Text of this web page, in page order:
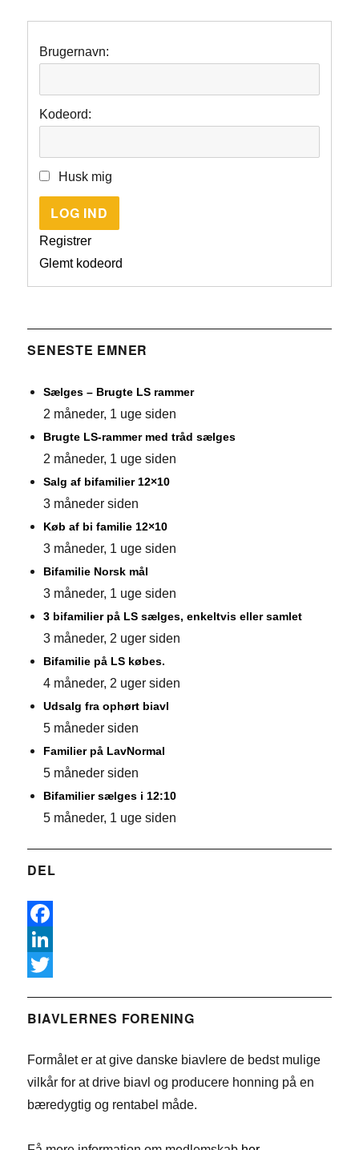
Brugernavn:
Kodeord:
Husk mig
LOG IND
Registrer
Glemt kodeord
SENESTE EMNER
Sælges – Brugte LS rammer
2 måneder, 1 uge siden
Brugte LS-rammer med tråd sælges
2 måneder, 1 uge siden
Salg af bifamilier 12×10
3 måneder siden
Køb af bi familie 12×10
3 måneder, 1 uge siden
Bifamilie Norsk mål
3 måneder, 1 uge siden
3 bifamilier på LS sælges, enkeltvis eller samlet
3 måneder, 2 uger siden
Bifamilie på LS købes.
4 måneder, 2 uger siden
Udsalg fra ophørt biavl
5 måneder siden
Familier på LavNormal
5 måneder siden
Bifamilier sælges i 12:10
5 måneder, 1 uge siden
DEL
F
a
e
o
L
n
e
n
w
t
r
BIAVLERNES FORENING
Formålet er at give danske biavlere de bedst mulige
vilkår for at drive biavl og producere honning på en
bæredygtig og rentabel måde.